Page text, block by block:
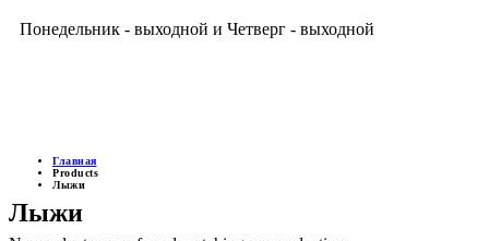
Понедельник - выходной и Четверг - выходной
Главная
Products
Лыжи
Лыжи